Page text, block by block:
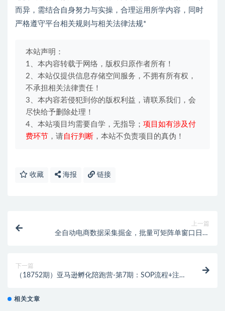
而异，需结合自身努力与实操，合理运用所学内容，同时
严格遵守平台相关规则与相关法律法规*
本站声明：
1、本内容转载于网络，版权归原作者所有！
2、本站仅提供信息存储空间服务，不拥有所有权，
不承担相关法律责任！
3、本内容若侵犯到你的版权利益，请联系我们，会
尽快给予删除处理！
4、本站项目均需要自学，无指导； 项目如有涉及付
费环节 ，请自行判断 ，本站不负责项目的真伪！
收藏 海报 链接
上一篇
全自动电商数据采集掘金，批量可矩阵单窗口日入
下一篇
（18752期）亚马逊孵化陪跑营-第7期：SOP流程+注册
相关文章